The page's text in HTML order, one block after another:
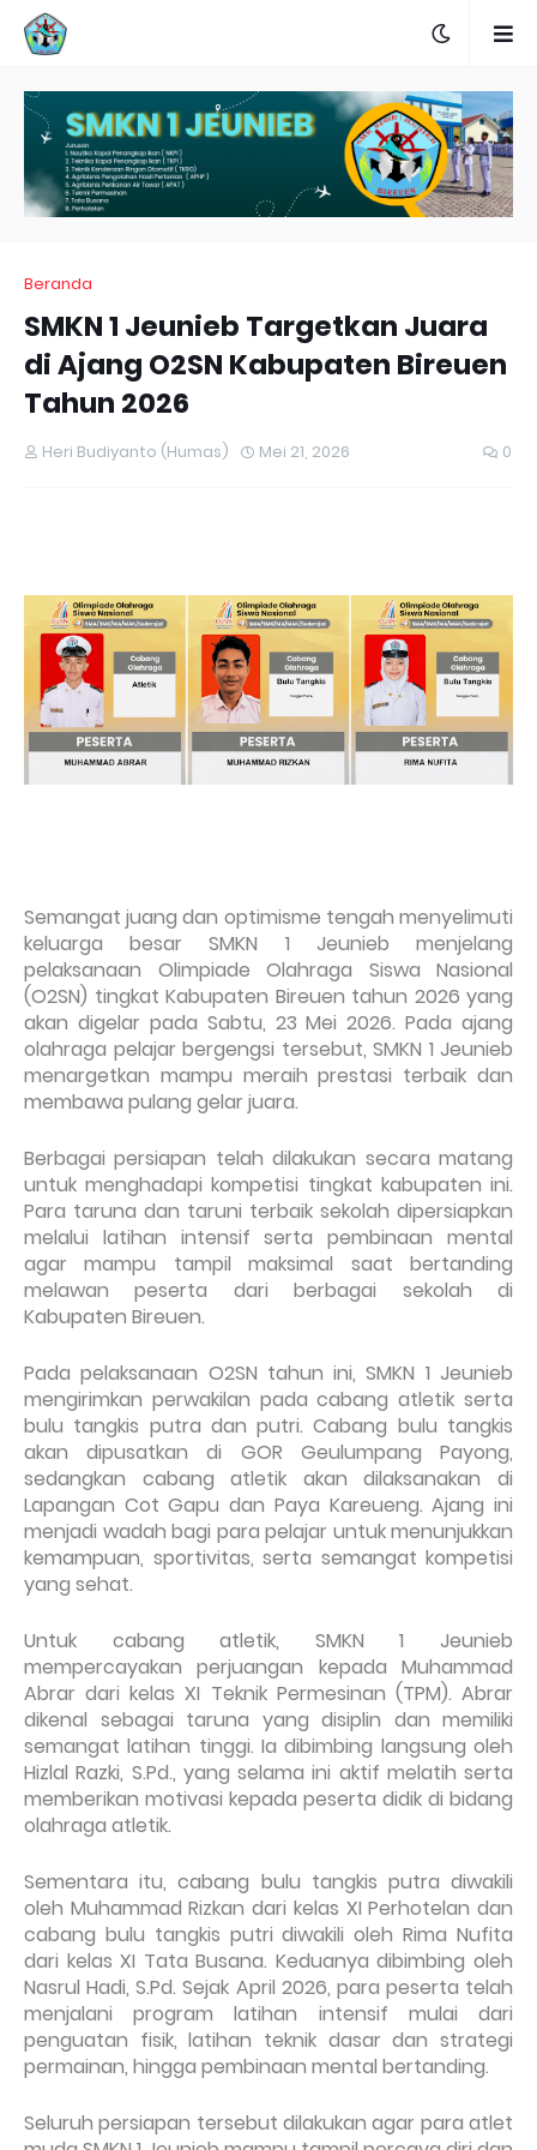
Beranda
SMKN 1 Jeunieb Targetkan Juara
di Ajang O2SN Kabupaten Bireuen
Tahun 2026
Heri Budiyanto (Humas) Mei 21, 2026 0
Semangat juang dan optimisme tengah menyelimuti
keluarga besar SMKN 1 Jeunieb menjelang
pelaksanaan Olimpiade Olahraga Siswa Nasional
(O2SN) tingkat Kabupaten Bireuen tahun 2026 yang
akan digelar pada Sabtu, 23 Mei 2026. Pada ajang
olahraga pelajar bergengsi tersebut, SMKN 1 Jeunieb
menargetkan mampu meraih prestasi terbaik dan
membawa pulang gelar juara.
Berbagai persiapan telah dilakukan secara matang
untuk menghadapi kompetisi tingkat kabupaten ini.
Para taruna dan taruni terbaik sekolah dipersiapkan
melalui latihan intensif serta pembinaan mental
agar mampu tampil maksimal saat bertanding
melawan peserta dari berbagai sekolah di
Kabupaten Bireuen.
Pada pelaksanaan O2SN tahun ini, SMKN 1 Jeunieb
mengirimkan perwakilan pada cabang atletik serta
bulu tangkis putra dan putri. Cabang bulu tangkis
akan dipusatkan di GOR Geulumpang Payong,
sedangkan cabang atletik akan dilaksanakan di
Lapangan Cot Gapu dan Paya Kareueng. Ajang ini
menjadi wadah bagi para pelajar untuk menunjukkan
kemampuan, sportivitas, serta semangat kompetisi
yang sehat.
Untuk cabang atletik, SMKN 1 Jeunieb
mempercayakan perjuangan kepada Muhammad
Abrar dari kelas XI Teknik Permesinan (TPM). Abrar
dikenal sebagai taruna yang disiplin dan memiliki
semangat latihan tinggi. Ia dibimbing langsung oleh
Hizlal Razki, S.Pd., yang selama ini aktif melatih serta
memberikan motivasi kepada peserta didik di bidang
olahraga atletik.
Sementara itu, cabang bulu tangkis putra diwakili
oleh Muhammad Rizkan dari kelas XI Perhotelan dan
cabang bulu tangkis putri diwakili oleh Rima Nufita
dari kelas XI Tata Busana. Keduanya dibimbing oleh
Nasrul Hadi, S.Pd. Sejak April 2026, para peserta telah
menjalani program latihan intensif mulai dari
penguatan fisik, latihan teknik dasar dan strategi
permainan, hingga pembinaan mental bertanding.
Seluruh persiapan tersebut dilakukan agar para atlet